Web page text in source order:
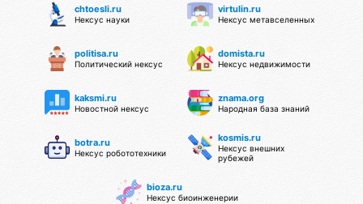
chtoesli.ru
Нексус науки
virtulin.ru
Нексус метавселенных
politisa.ru
Политический нексус
domista.ru
Нексус недвижимости
kaksmi.ru
Новостной нексус
znama.org
Народная база знаний
botra.ru
Нексус робототехники
kosmis.ru
Нексус внешних
рубежей
bioza.ru
Нексус биоинженерии